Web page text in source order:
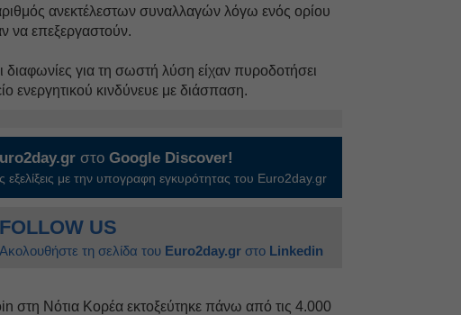
ανεκτέλεστων συναλλαγών λόγω ενός ορίου
να επεξεργαστούν.
για τη σωστή λύση είχαν πυροδοτήσει
ενεργητικού κινδύνευε με διάσπαση.
στοGoogle Discover!
εξελίξεις με την υπογραφη εγκυρότητας του Euro2day.gr
FOLLOW US
Ακολουθήστε τη σελίδα του Euro2day.gr στο Linkedin
στη Νότια Κορέα εκτοξεύτηκε πάνω από τις 4.000